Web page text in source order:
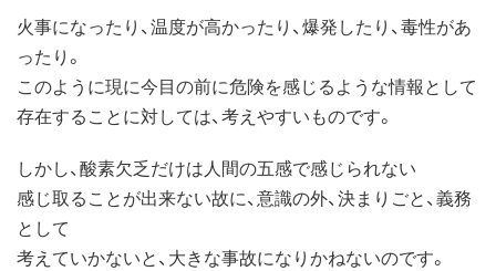
火事になったり、温度が高かったり、爆発したり、毒性があ
ったり。
このように現に今目の前に危険を感じるような情報として
存在することに対しては、考えやすいものです。
しかし、酸素欠乏だけは人間の五感で感じられない
感じ取ることが出来ない故に、意識の外、決まりごと、義務
として
考えていかないと、大きな事故になりかねないのです。